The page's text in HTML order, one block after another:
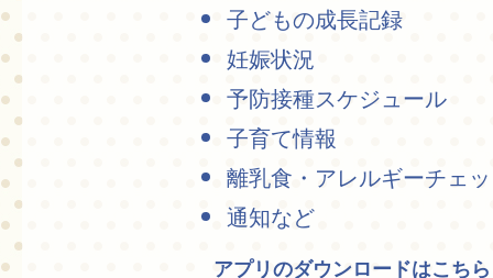
子どもの成長記録
妊娠状況
予防接種スケジュール
子育て情報
離乳食・アレルギーチェ
通知など
アプリのダウンロードはこちら